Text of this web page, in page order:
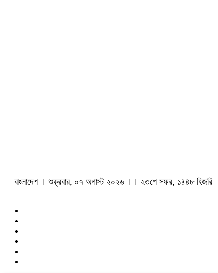
বাংলাদেশ । শুক্রবার, ০৭ অগাস্ট ২০২৬ ।। ২৩শে সফর, ১৪৪৮ হিজরি